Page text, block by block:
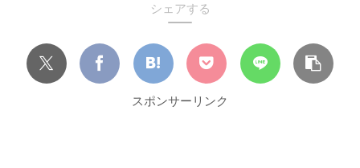
シェアする
スポンサーリンク